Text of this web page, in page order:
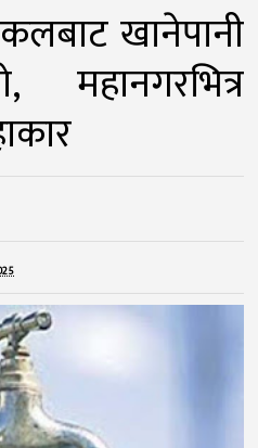
खानेपानी